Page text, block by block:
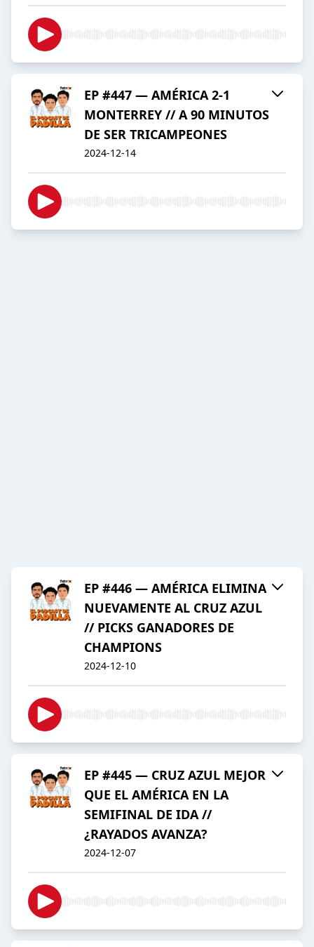
EP #447 — AMÉRICA 2-1
MONTERREY // A 90 MINUTOS
DE SER TRICAMPEONES
2024-12-14
EP #446 — AMÉRICA ELIMINA
NUEVAMENTE AL CRUZ AZUL
// PICKS GANADORES DE
CHAMPIONS
2024-12-10
EP #445 — CRUZ AZUL MEJOR
QUE EL AMÉRICA EN LA
SEMIFINAL DE IDA //
¿RAYADOS AVANZA?
2024-12-07